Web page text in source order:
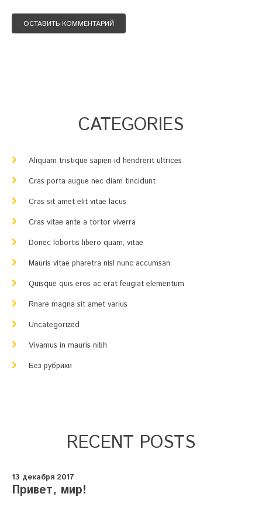
СATEGORIES
Aliquam tristique sapien id hendrerit ultrices
Cras porta augue nec diam tincidunt
Cras sit amet elit vitae lacus
Cras vitae ante a tortor viverra
Donec lobortis libero quam, vitae
Mauris vitae pharetra nisl nunc accumsan
Quisque quis eros ac erat feugiat elementum
Rnare magna sit amet varius
Uncategorized
Vivamus in mauris nibh
Без рубрики
RECENT POSTS
13 декабря 2017
Привет, мир!